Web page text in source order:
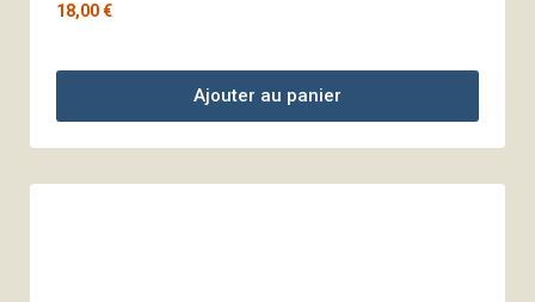
18,00 €
Ajouter au panier